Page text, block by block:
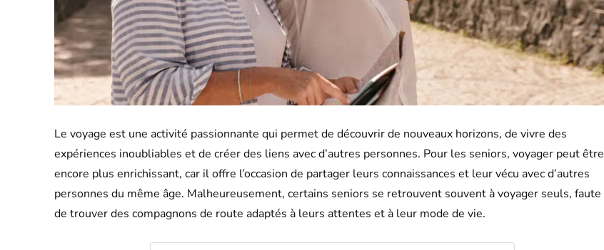
Le voyage est une activité passionnante qui permet de découvrir de nouveaux horizons, de vivre des
expériences inoubliables et de créer des liens avec d’autres personnes. Pour les seniors, voyager peut être
encore plus enrichissant, car il offre l’occasion de partager leurs connaissances et leur vécu avec d’autres
personnes du même âge. Malheureusement, certains seniors se retrouvent souvent à voyager seuls, faute
de trouver des compagnons de route adaptés à leurs attentes et à leur mode de vie.